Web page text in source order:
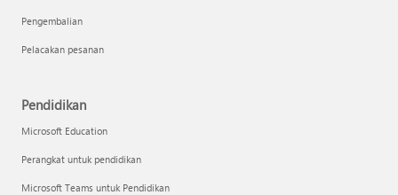
Pengembalian
Pelacakan pesanan
Pendidikan
Microsoft Education
Perangkat untuk pendidikan
Microsoft Teams untuk Pendidikan